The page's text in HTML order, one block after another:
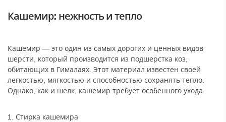
Кашемир: нежность и тепло
Кашемир — это один из самых дорогих и ценных видов
шерсти, который производится из подшерстка коз,
обитающих в Гималаях. Этот материал известен своей
легкостью, мягкостью и способностью сохранять тепло.
Однако, как и шелк, кашемир требует особенного ухода.
1. Стирка кашемира